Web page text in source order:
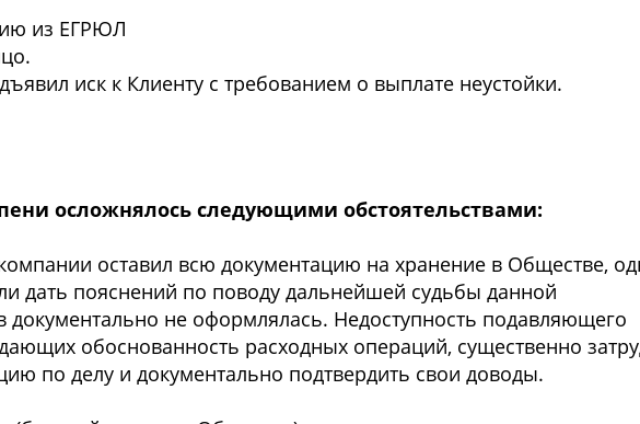
из ЕГРЮЛ
иск к Клиенту с требованием о выплате неустойки.
осложнялось следующими обстоятельствами:
оставил всю документацию на хранение в Обществе,
дать пояснений по поводу дальнейшей судьбы данной
документально не оформлялась. Недоступность подавляющего
обоснованность расходных операций, существенно
по делу и документально подтвердить свои доводы.